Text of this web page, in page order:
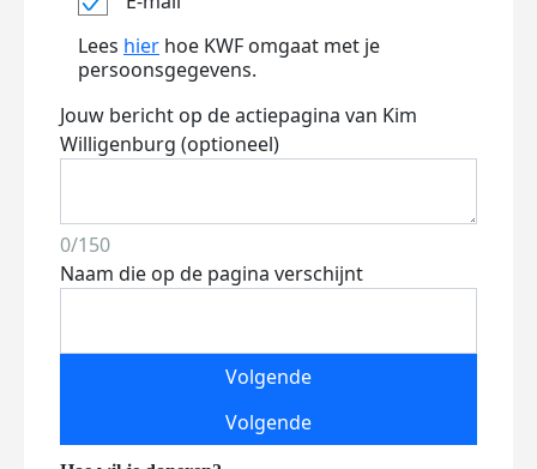
Lees hier hoe KWF omgaat met je
persoonsgegevens.
Jouw bericht op de actiepagina van Kim
Willigenburg (optioneel)
0/150
Naam die op de pagina verschijnt
Volgende
Volgende